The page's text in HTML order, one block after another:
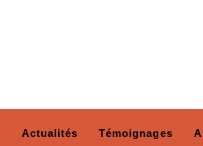
Actualités Témoignages